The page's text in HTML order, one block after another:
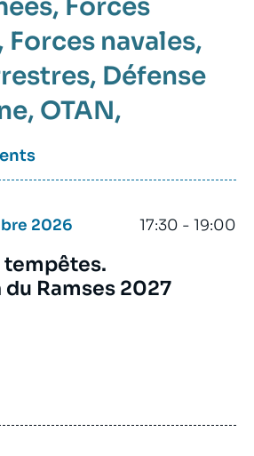
Forces
Forces navales
Défense
OTAN
2026 17:30 - 19:00
Ramses 2027